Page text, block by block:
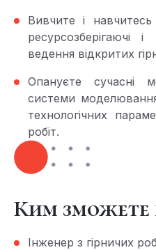
Вивчите і
ресурсозберігаючі і
ведення відкритих
Опануєте сучасні
системи
технологічних
робіт.
Ким зможете
Інженер з гірничих